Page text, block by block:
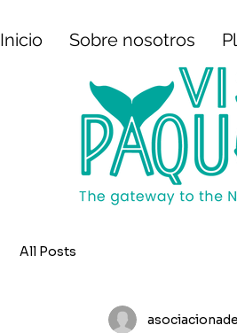
Inicio Sobre nosotros
All Posts